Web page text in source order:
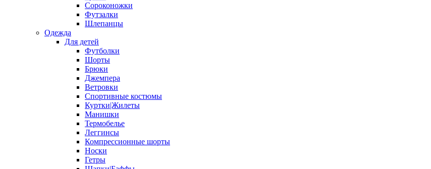
Сороконожки
Футзалки
Шлепанцы
Одежда
Для детей
Футболки
Шорты
Брюки
Джемпера
Ветровки
Спортивные костюмы
Куртки|Жилеты
Манишки
Термобелье
Леггинсы
Компрессионные шорты
Носки
Гетры